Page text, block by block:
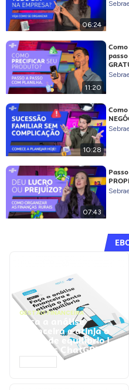
06:24
11:20
10:28
07:43
GESTÃO FINANCEIRA
Faça a análise
financeira e atinja o
ponto de equilíbrio |
Prompts ChatGPT